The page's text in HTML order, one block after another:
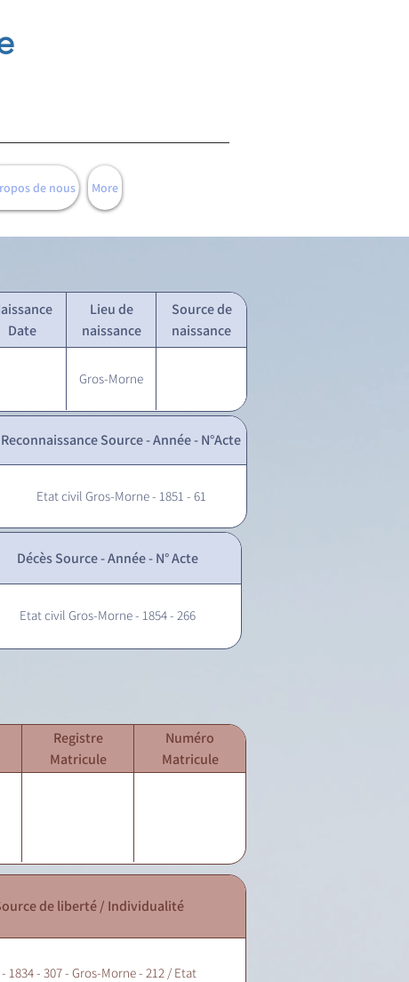
de nous More
Date
Lieu de
naissance
Source de
naissance
Gros-Morne
Reconnaissance Source - Année - N°Acte
Etat civil Gros-Morne - 1851 - 61
Décès Source - Année - N° Acte
Etat civil Gros-Morne - 1854 - 266
Registre
Matricule
Numéro
Matricule
de liberté / Individualité
1834 - 307 - Gros-Morne - 212 / Etat